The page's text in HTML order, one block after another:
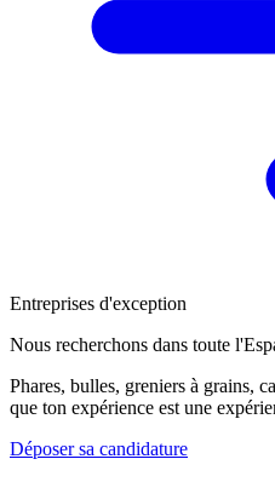
Entreprises d'exception
Nous recherchons dans toute
Phares, bulles, greniers à grains,
que ton expérience est une
Déposer sa candidature